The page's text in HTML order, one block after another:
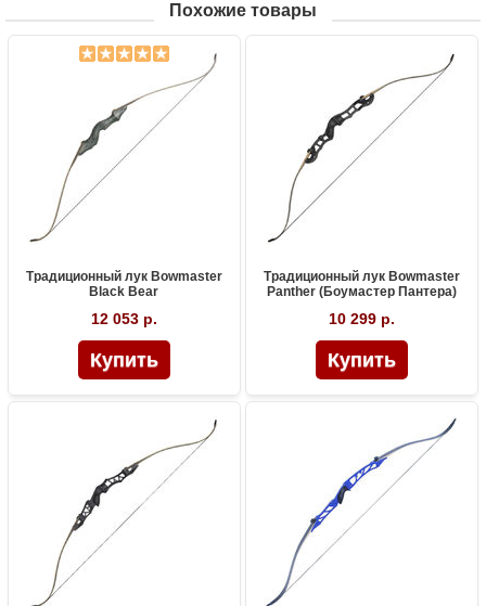
Похожие товары
Традиционный лук Bowmaster
Black Bear
12 053 р.
Традиционный лук Bowmaster
Panther (Боумастер Пантера)
10 299 р.